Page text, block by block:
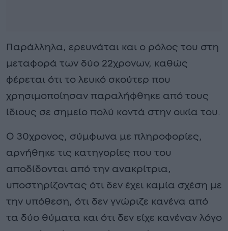
Παράλληλα, ερευνάται και ο ρόλος του στη
μεταφορά των δύο 22χρονων, καθώς
φέρεται ότι το λευκό σκούτερ που
χρησιμοποίησαν παραλήφθηκε από τους
ίδιους σε σημείο πολύ κοντά στην οικία του.
Ο 30χρονος, σύμφωνα με πληροφορίες,
αρνήθηκε τις κατηγορίες που του
αποδίδονται από την ανακρίτρια,
υποστηρίζοντας ότι δεν έχει καμία σχέση με
την υπόθεση, ότι δεν γνώριζε κανένα από
τα δύο θύματα και ότι δεν είχε κανέναν λόγο